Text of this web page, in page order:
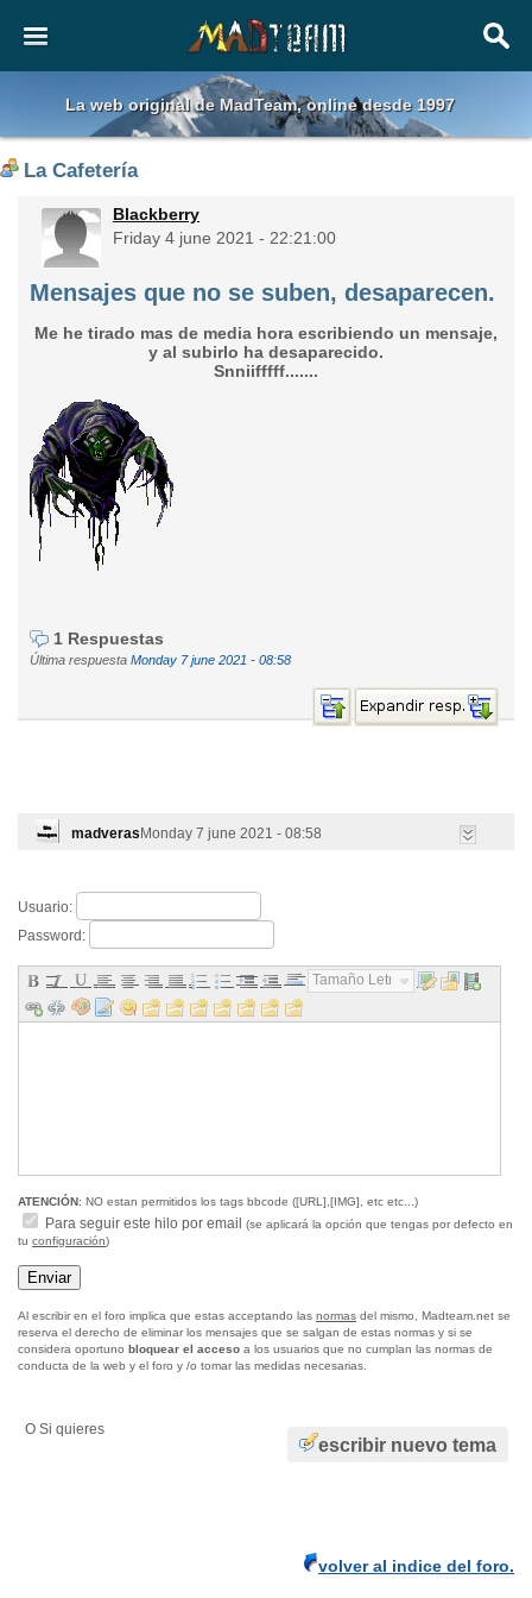
La web original de MadTeam, online desde 1997
La Cafetería
Blackberry
Friday 4 june 2021 - 22:21:00
Mensajes que no se suben, desaparecen.
Me he tirado mas de media hora escribiendo un mensaje,
y al subirlo ha desaparecido.
Snniifffff.......
1 Respuestas
Última respuesta Monday 7 june 2021 - 08:58
madveras Monday 7 june 2021 - 08:58
Usuario:
Password:
Tamaño Letra...
ATENCIÓN: NO estan permitidos los tags bbcode ([URL],[IMG], etc etc...)
Para seguir este hilo por email
(se aplicará la opción que tengas por defecto en
tu configuración)
Al escribir en el foro implica que estas acceptando las normas del mismo, Madteam.net se
reserva el derecho de eliminar los mensajes que se salgan de estas normas y si se
considera oportuno bloquear el acceso a los usuarios que no cumplan las normas de
conducta de la web y el foro y /o tomar las medidas necesarias.
escribir nuevo tema
O Si quieres
volver al indice del foro.